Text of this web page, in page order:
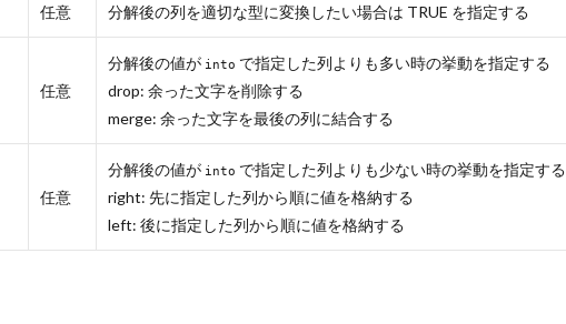
任意 分解後の列を適切な型に変換したい場合は TRUE を指定する
任意
分解後の値が into で指定した列よりも多い時の挙動を指定する
drop: 余った文字を削除する
merge: 余った文字を最後の列に結合する
任意
分解後の値が into で指定した列よりも少ない時の挙動を指定する
right: 先に指定した列から順に値を格納する
left: 後に指定した列から順に値を格納する